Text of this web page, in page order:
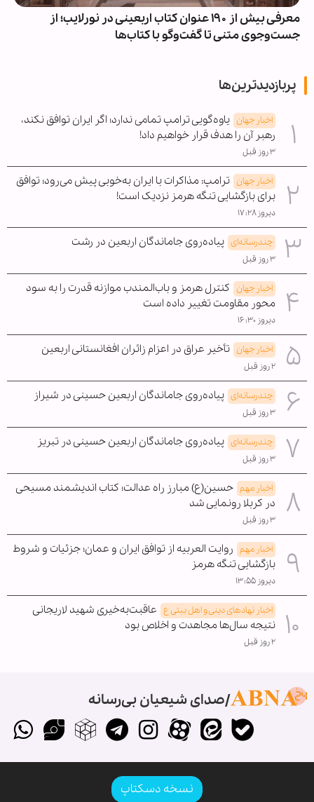
معرفی بیش از ۱۹۰ عنوان کتاب اربعینی در نورلایب؛ از
جست‌وجوی متنی تا گفت‌وگو با کتاب‌ها
پربازدیدترین‌ها
اخبار جهان یاوه‌گویی ترامپ تمامی ندارد؛ اگر ایران توافق نکند،
رهبر آن را هدف قرار خواهیم داد!
۳ روز قبل
اخبار جهان ترامپ: مذاکرات با ایران به‌خوبی پیش می‌رود؛ توافق
برای بازگشایی تنگه هرمز نزدیک است!
دیروز ۱۷:۲۸
چندرسانه‌ای پیاده‌روی جاماندگان اربعین در رشت
۳ روز قبل
اخبار جهان کنترل هرمز و باب‌المندب موازنه قدرت را به سود
محور مقاومت تغییر داده است
دیروز ۱۶:۳۰
اخبار جهان تأخیر عراق در اعزام زائران افغانستانی اربعین
۲ روز قبل
چندرسانه‌ای پیاده‌روی جاماندگان اربعین حسینی در شیراز
۳ روز قبل
چندرسانه‌ای پیاده‌روی جاماندگان اربعین حسینی در تبریز
۳ روز قبل
اخبار مهم حسین(ع) مبارز راه عدالت؛ کتاب اندیشمند مسیحی
در کربلا رونمایی شد
۳ روز قبل
اخبار مهم روایت العربیه از توافق ایران و عمان؛ جزئیات و شروط
بازگشایی تنگه هرمز
دیروز ۱۳:۵۵
اخبار نهادهای دینی و اهل بیتی ع عاقبت‌به‌خیری شهید لاریجانی
نتیجه سال‌ها مجاهدت و اخلاص بود
۲ روز قبل
صدای شیعیان بی‌رسانه
نسخه دسکتاپ